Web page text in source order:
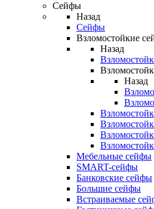
Сейфы
Назад
Сейфы
Взломостойкие
Назад
Назад
Мебельные сейфы
SMART-сейфы
Банковские сейфы
Большие сейфы
Встраиваемые